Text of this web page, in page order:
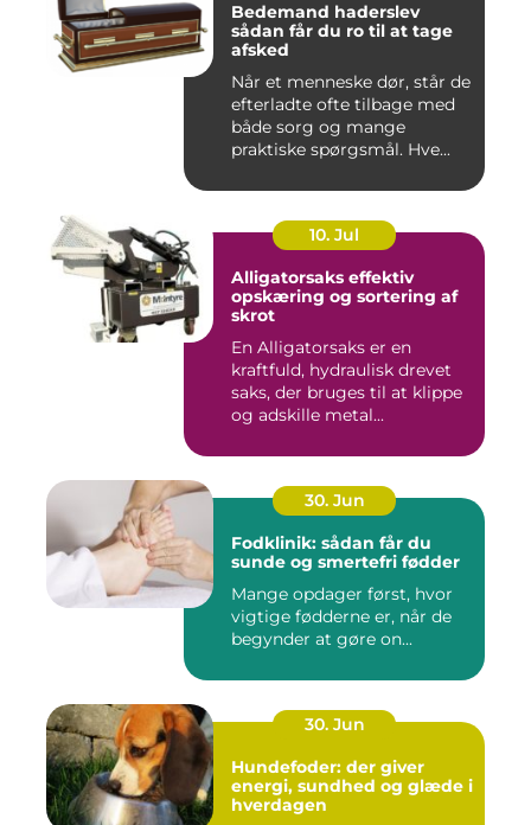
Bedemand haderslev
sådan får du ro til at tage
afsked
Når et menneske dør, står de
efterladte ofte tilbage med
både sorg og mange
praktiske spørgsmål. Hve...
10. Jul
Alligatorsaks effektiv
opskæring og sortering af
skrot
En Alligatorsaks er en
kraftfuld, hydraulisk drevet
saks, der bruges til at klippe
og adskille metal...
30. Jun
Fodklinik: sådan får du
sunde og smertefri fødder
Mange opdager først, hvor
vigtige fødderne er, når de
begynder at gøre on...
30. Jun
Hundefoder: der giver
energi, sundhed og glæde i
hverdagen